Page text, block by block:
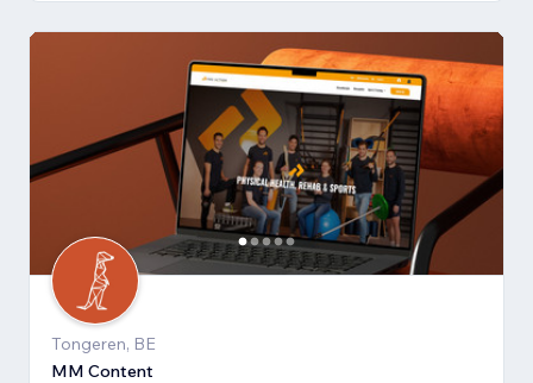
Tongeren, BE
MM Content